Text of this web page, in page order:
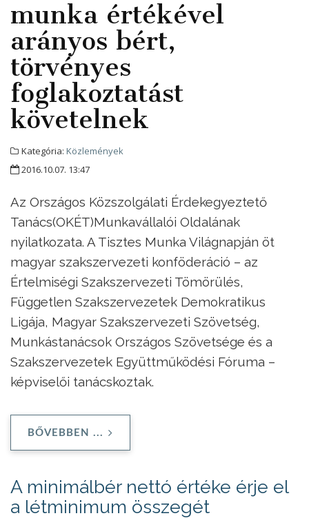
munka értékével
arányos bért,
törvényes
foglakoztatást
követelnek
Kategória: Közlemények
2016.10.07. 13:47
Az Országos Közszolgálati Érdekegyeztető
Tanács(OKÉT)Munkavállalói Oldalának
nyilatkozata. A Tisztes Munka Világnapján öt
magyar szakszervezeti konföderáció – az
Értelmiségi Szakszervezeti Tömörülés,
Független Szakszervezetek Demokratikus
Ligája, Magyar Szakszervezeti Szövetség,
Munkástanácsok Országos Szövetsége és a
Szakszervezetek Együttműködési Fóruma –
képviselői tanácskoztak.
BŐVEBBEN ...
A minimálbér nettó értéke érje el
a létminimum összegét